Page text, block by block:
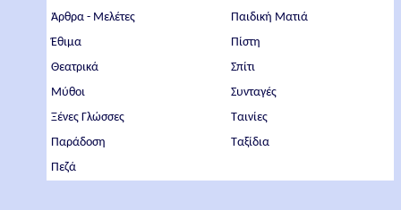
Άρθρα - Μελέτες
Έθιμα
Θεατρικά
Μύθοι
Ξένες Γλώσσες
Παράδοση
Πεζά
Παιδική Ματιά
Πίστη
Σπίτι
Συνταγές
Ταινίες
Ταξίδια